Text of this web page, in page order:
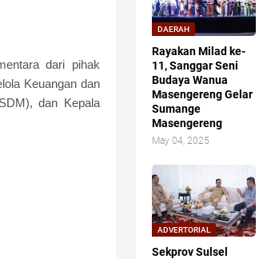
dari pihak
Keuangan dan
dan Kepala
DAERAH
Rayakan Milad ke-
11, Sanggar Seni
Budaya Wanua
Masengereng Gelar
Sumange
Masengereng
May 04, 2025
ADVERTORIAL
Sekprov Sulsel